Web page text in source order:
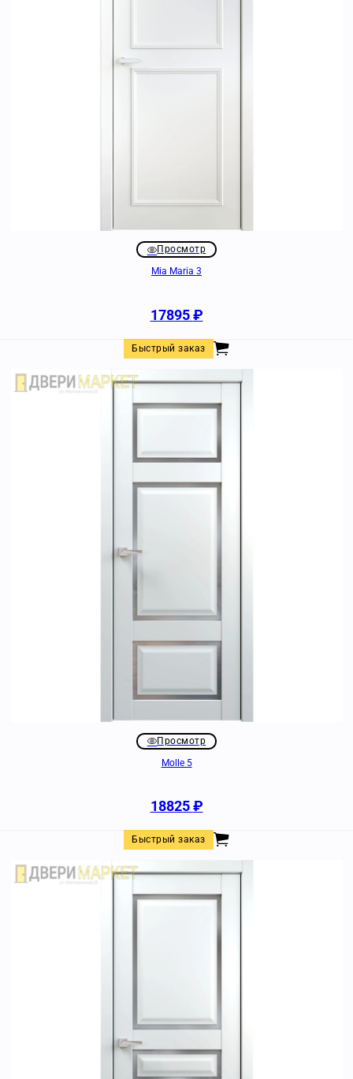
Просмотр
Mia Maria 3
17895₽
Быстрый заказ
Просмотр
Molle 5
18825₽
Быстрый заказ